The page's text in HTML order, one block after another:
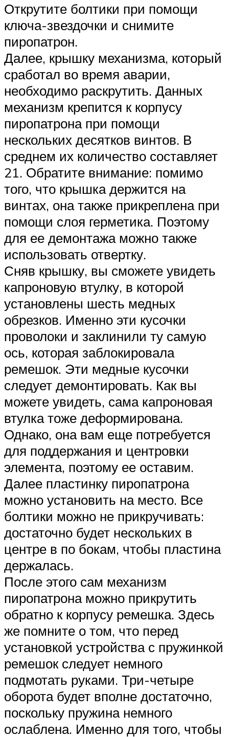
Открутите болтики при помощи
ключа-звездочки и снимите
пиропатрон.
Далее, крышку механизма, который
сработал во время аварии,
необходимо раскрутить. Данных
механизм крепится к корпусу
пиропатрона при помощи
нескольких десятков винтов. В
среднем их количество составляет
21. Обратите внимание: помимо
того, что крышка держится на
винтах, она также прикреплена при
помощи слоя герметика. Поэтому
для ее демонтажа можно также
использовать отвертку.
Сняв крышку, вы сможете увидеть
капроновую втулку, в которой
установлены шесть медных
обрезков. Именно эти кусочки
проволоки и заклинили ту самую
ось, которая заблокировала
ремешок. Эти медные кусочки
следует демонтировать. Как вы
можете увидеть, сама капроновая
втулка тоже деформирована.
Однако, она вам еще потребуется
для поддержания и центровки
элемента, поэтому ее оставим.
Далее пластинку пиропатрона
можно установить на место. Все
болтики можно не прикручивать:
достаточно будет нескольких в
центре в по бокам, чтобы пластина
держалась.
После этого сам механизм
пиропатрона можно прикрутить
обратно к корпусу ремешка. Здесь
же помните о том, что перед
установкой устройства с пружинкой
ремешок следует немного
подмотать руками. Три-четыре
оборота будет вполне достаточно,
поскольку пружина немного
ослаблена. Именно для того, чтобы